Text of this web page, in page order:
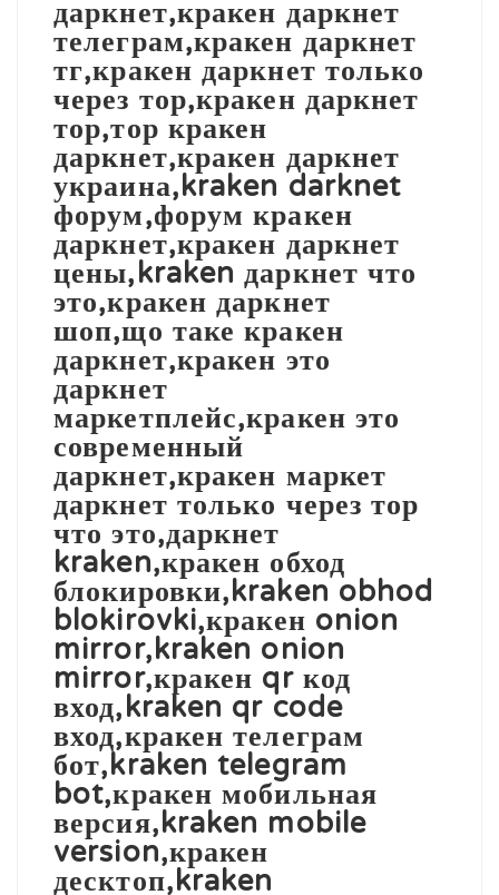
даркнет,кракен даркнет
телеграм,кракен даркнет
тг,кракен даркнет только
через тор,кракен даркнет
тор,тор кракен
даркнет,кракен даркнет
украина,kraken darknet
форум,форум кракен
даркнет,кракен даркнет
цены,kraken даркнет что
это,кракен даркнет
шоп,що таке кракен
даркнет,кракен это
даркнет
маркетплейс,кракен это
современный
даркнет,кракен маркет
даркнет только через тор
что это,даркнет
kraken,кракен обход
блокировки,kraken obhod
blokirovki,кракен onion
mirror,kraken onion
mirror,кракен qr код
вход,kraken qr code
вход,кракен телеграм
бот,kraken telegram
bot,кракен мобильная
версия,kraken mobile
version,кракен
десктоп,kraken